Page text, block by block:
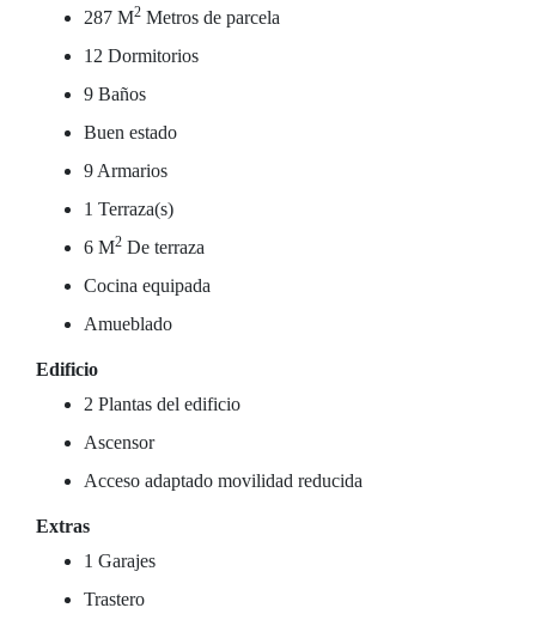
287 M2 Metros de parcela
12 Dormitorios
9 Baños
Buen estado
9 Armarios
1 Terraza(s)
6 M2 De terraza
Cocina equipada
Amueblado
Edificio
2 Plantas del edificio
Ascensor
Acceso adaptado movilidad reducida
Extras
1 Garajes
Trastero